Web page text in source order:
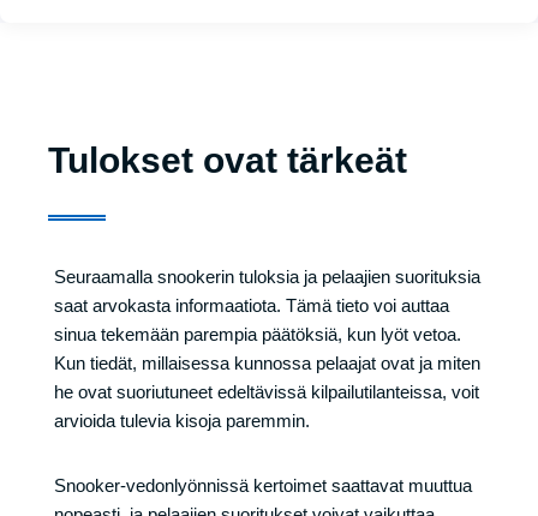
Tulokset ovat tärkeät
Seuraamalla snookerin tuloksia ja pelaajien suorituksia
saat arvokasta informaatiota. Tämä tieto voi auttaa
sinua tekemään parempia päätöksiä, kun lyöt vetoa.
Kun tiedät, millaisessa kunnossa pelaajat ovat ja miten
he ovat suoriutuneet edeltävissä kilpailutilanteissa, voit
arvioida tulevia kisoja paremmin.
Snooker-vedonlyönnissä kertoimet saattavat muuttua